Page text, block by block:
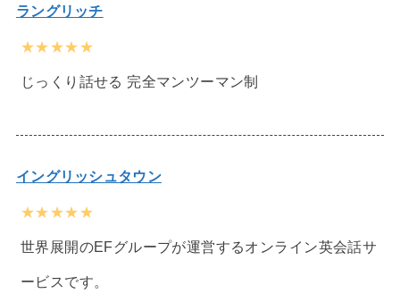
ラングリッチ
★★★★★
じっくり話せる 完全マンツーマン制
イングリッシュタウン
★★★★★
世界展開のEFグループが運営するオンライン英会話サ
ービスです。